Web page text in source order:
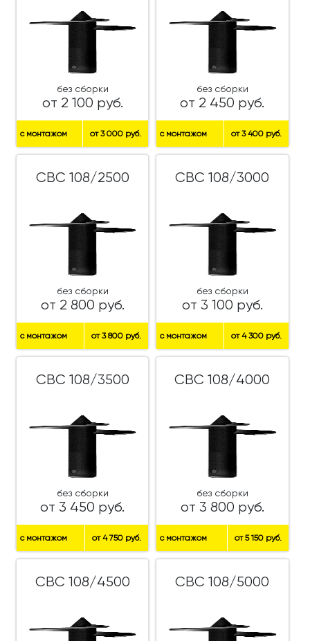
без сборки
от 2 100 руб.
с монтажом от 3 000 руб.
без сборки
от 2 450 руб.
с монтажом от 3 400 руб.
СВС 108/2500
без сборки
от 2 800 руб.
с монтажом от 3 800 руб.
СВС 108/3000
без сборки
от 3 100 руб.
с монтажом от 4 300 руб.
СВС 108/3500
без сборки
от 3 450 руб.
с монтажом от 4 750 руб.
СВС 108/4000
без сборки
от 3 800 руб.
с монтажом от 5 150 руб.
СВС 108/4500 СВС 108/5000